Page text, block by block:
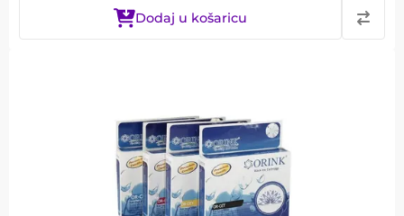
Dodaj u košaricu